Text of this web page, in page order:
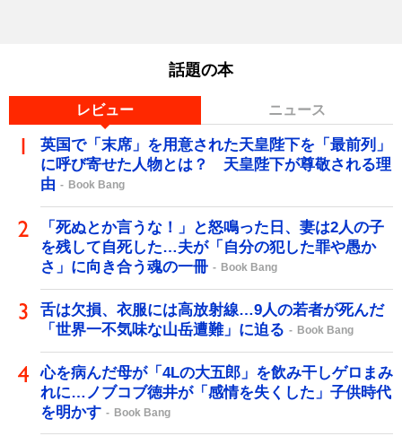
話題の本
レビュー ニュース
英国で「末席」を用意された天皇陛下を「最前列」
に呼び寄せた人物とは？ 天皇陛下が尊敬される理
由
Book Bang
「死ぬとか言うな！」と怒鳴った日、妻は2人の子
を残して自死した…夫が「自分の犯した罪や愚か
さ」に向き合う魂の一冊
Book Bang
舌は欠損、衣服には高放射線…9人の若者が死んだ
「世界一不気味な山岳遭難」に迫る
Book Bang
心を病んだ母が「4Lの大五郎」を飲み干しゲロまみ
れに…ノブコブ徳井が「感情を失くした」子供時代
を明かす
Book Bang